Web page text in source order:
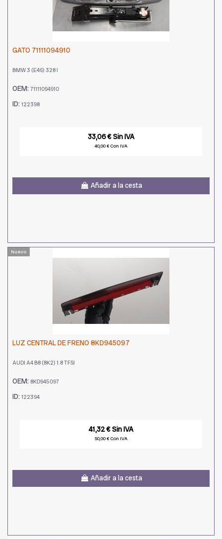
GATO 71111094910
BMW 3 (E46) 328 I
OEM: 71111094910
ID: 122398
33,06 € Sin IVA
40,00 € Con IVA
Añadir a la cesta
Nuevo
LUZ CENTRAL DE FRENO 8KD945097
AUDI A4 B8 (8K2) 1.8 TFSI
OEM: 8KD945097
ID: 122394
41,32 € Sin IVA
50,00 € Con IVA
Añadir a la cesta